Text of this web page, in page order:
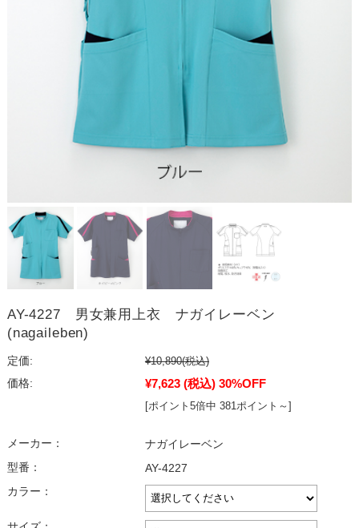
AY-4227 男女兼用上衣 ナガイレーベン
(nagaileben)
定価: ¥10,890(税込)
価格:
¥7,623 (税込) 30%OFF
[ポイント5倍中 381ポイント～]
メーカー：
ナガイレーベン
型番：
AY-4227
カラー：